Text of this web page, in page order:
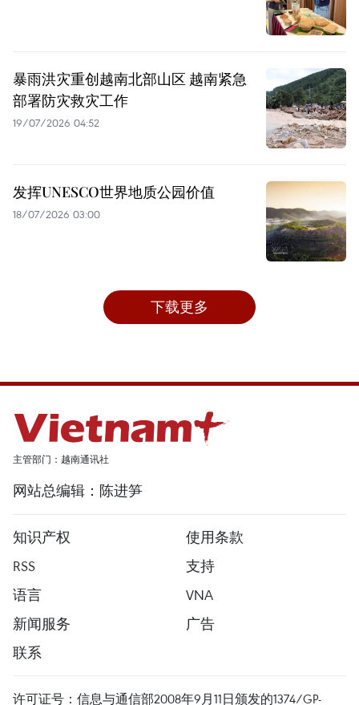
暴雨洪灾重创越南北部山区 越南紧急
部署防灾救灾工作
19/07/2026 04:52
发挥UNESCO世界地质公园价值
18/07/2026 03:00
下载更多
主管部门：越南通讯社
网站总编辑：陈进笋
知识产权
使用条款
RSS
支持
语言
VNA
新闻服务
广告
联系
许可证号：信息与通信部2008年9月11日颁发的1374/GP-